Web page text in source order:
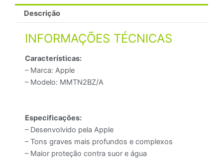
Descrição
INFORMAÇÕES TÉCNICAS
Características:
– Marca: Apple
– Modelo: MMTN2BZ/A
Especificações:
– Desenvolvido pela Apple
– Tons graves mais profundos e complexos
– Maior proteção contra suor e água